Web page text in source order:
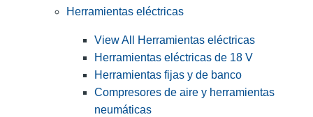
Herramientas eléctricas
View All Herramientas eléctricas
Herramientas eléctricas de 18 V
Herramientas fijas y de banco
Compresores de aire y herramientas
neumáticas